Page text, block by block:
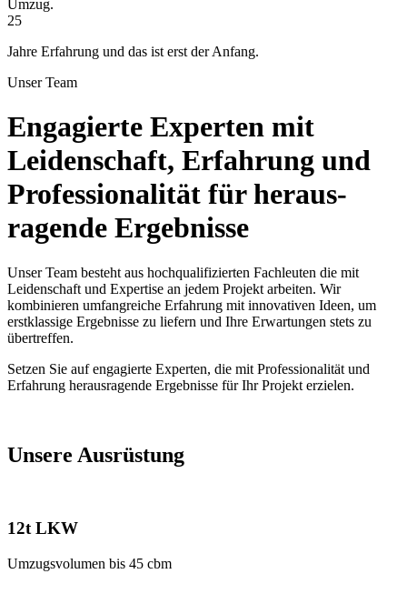
Umzug.
25
Jahre Erfahrung und das ist erst der Anfang.
Unser Team
Engagierte Experten mit
Leidenschaft, Erfahrung und
Professionalität für heraus­
ragende Ergebnisse
Unser Team besteht aus hochqualifizierten Fachleuten die mit
Leidenschaft und Expertise an jedem Projekt arbeiten. Wir
kombinieren umfangreiche Erfahrung mit innovativen Ideen, um
erstklassige Ergebnisse zu liefern und Ihre Erwartungen stets zu
übertreffen.
Setzen Sie auf engagierte Experten, die mit Professionalität und
Erfahrung herausragende Ergebnisse für Ihr Projekt erzielen.
Unsere Ausrüstung
12t LKW
Umzugsvolumen bis 45 cbm